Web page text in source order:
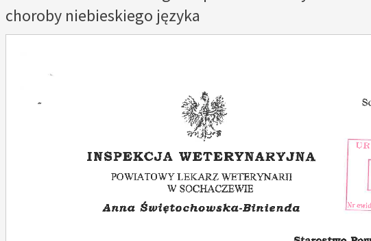
artykuł
26 02
choroby niebieskiego języka